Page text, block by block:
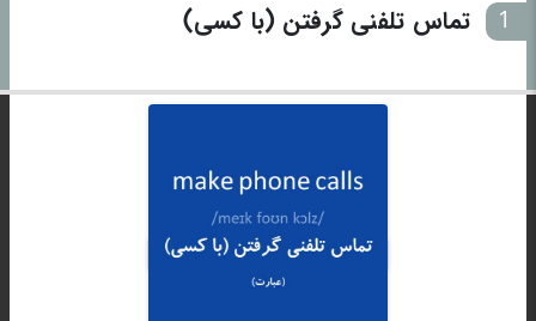
1 تماس تلفنی گرفتن (با کسی)